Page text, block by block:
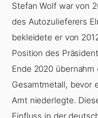
Stefan Wolf war von
des Autozulieferers
bekleidete er von
Position des
Ende 2020
Gesamtmetall, bevor
Amt niederlegte.
Einfluss in der